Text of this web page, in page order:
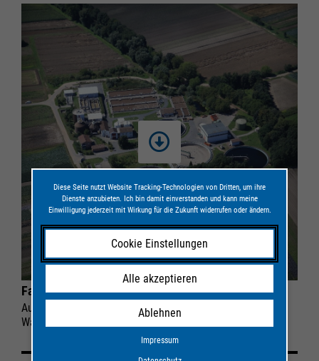
Fallstudie „Hessisches Ried“
Aufbereitetes kommunales Abwasser als alternative
Wasserressource
Diese Seite nutzt Website Tracking-Technologien von Dritten, um ihre
Dienste anzubieten. Ich bin damit einverstanden und kann meine
Einwilligung jederzeit mit Wirkung für die Zukunft widerrufen oder ändern.
Cookie Einstellungen
Alle akzeptieren
Ablehnen
Impressum